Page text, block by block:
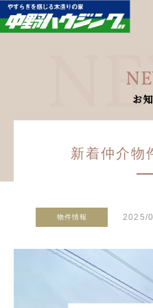
お
新着仲介物
物件情報 2025/